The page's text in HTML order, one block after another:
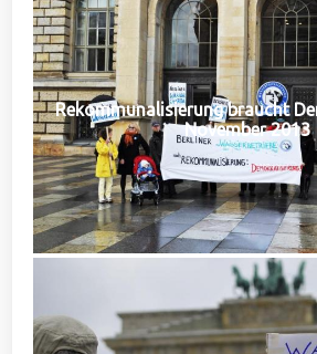
Rekommunalisierung braucht
November 2013